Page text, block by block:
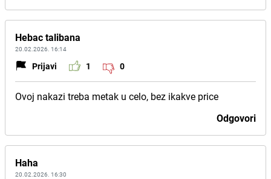
Hebac talibana
20.02.2026. 16:14
Prijavi 1 0
Ovoj nakazi treba metak u celo, bez ikakve price
Odgovori
Haha
20.02.2026. 16:30